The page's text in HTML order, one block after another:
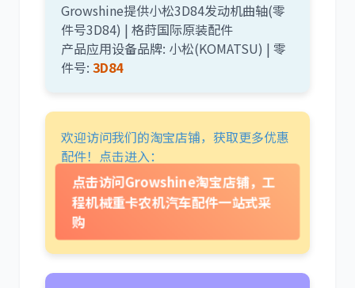
斗山 三一
奔驰
Growshine提供小松3D84发动机曲轴(零
件号3D84) | 格莳国际原装配件
产品应用设备品牌: 小松(KOMATSU) | 零
件号: 3D84
欢迎访问我们的淘宝店铺，获取更多优惠
配件！点击进入：
点击访问Growshine淘宝店铺，工
程机械重卡农机汽车配件一站式采
购